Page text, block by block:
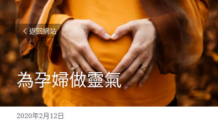
返回網站
為孕婦做靈氣
2020年2月12日